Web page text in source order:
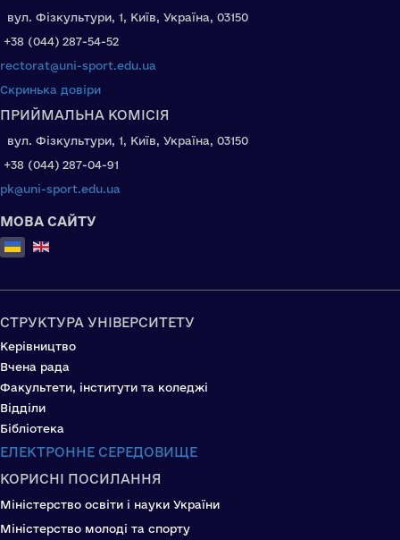
вул. Фізкультури, 1, Київ, Україна, 03150
+38 (044) 287-54-52
rectorat@uni-sport.edu.ua
Скринька довіри
ПРИЙМАЛЬНА КОМІСІЯ
вул. Фізкультури, 1, Київ, Україна, 03150
+38 (044) 287-04-91
pk@uni-sport.edu.ua
МОВА САЙТУ
Оберіть свою мову
СТРУКТУРА УНІВЕРСИТЕТУ
Керівництво
Вчена рада
Факультети, інститути та коледжі
Відділи
Бібліотека
ЕЛЕКТРОННЕ СЕРЕДОВИЩЕ
КОРИСНІ ПОСИЛАННЯ
Міністерство освіти і науки України
Міністерство молоді та спорту